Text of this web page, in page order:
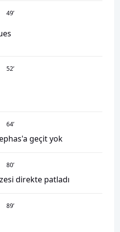
49’
52’
64’
geçit yok
80’
direkte patladı
89’